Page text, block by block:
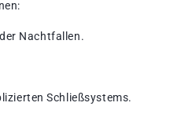
Nachtfallen.
Schließsystems.